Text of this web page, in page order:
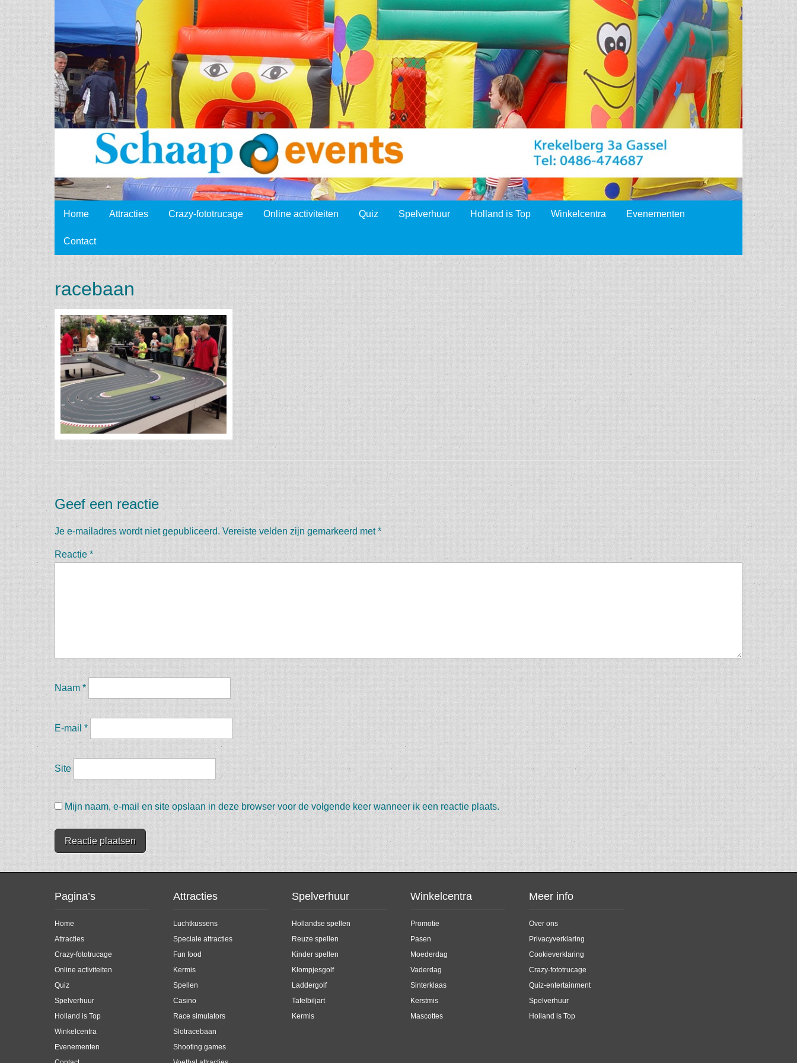
Schaap
Events
Main menu
Skip to content
Home Attracties Crazy-fototrucage Online activiteiten Quiz Spelverhuur Holland is Top Winkelcentra Evenementen
Contact
racebaan
Geef een reactie
Je e-mailadres wordt niet gepubliceerd. Vereiste velden zijn gemarkeerd met*
Reactie *
Naam *
E-mail *
Site
Mijn naam, e-mail en site opslaan in deze browser voor de volgende keer wanneer ik een reactie plaats.
Pagina’s
Home
Attracties
Crazy-fototrucage
Online activiteiten
Quiz
Spelverhuur
Holland is Top
Winkelcentra
Evenementen
Attracties
Luchtkussens
Speciale attracties
Fun food
Kermis
Spellen
Casino
Race simulators
Slotracebaan
Shooting games
Spelverhuur
Hollandse spellen
Reuze spellen
Kinder spellen
Klompjesgolf
Laddergolf
Tafelbiljart
Kermis
Winkelcentra
Promotie
Pasen
Moederdag
Vaderdag
Sinterklaas
Kerstmis
Mascottes
Meer info
Over ons
Privacyverklaring
Cookieverklaring
Crazy-fototrucage
Quiz-entertainment
Spelverhuur
Holland is Top